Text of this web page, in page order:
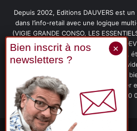
Depuis 2002, Editions DAUVERS est
dans l’info-retail avec une logique
(VIGIE GRANDE CONSO, LES
livres (PENSER-CLIENT, IMAGE-PRIX,
PRÉFÉRÉ DE VOS CLIENTS, etc.),
PROMOFLASH, DRIVE INSIGHTS),
CONSO), podcasts (CAFÉ CONSO) et,
vous êtes, ainsi que les fils Twitter
communauté de plus de 150